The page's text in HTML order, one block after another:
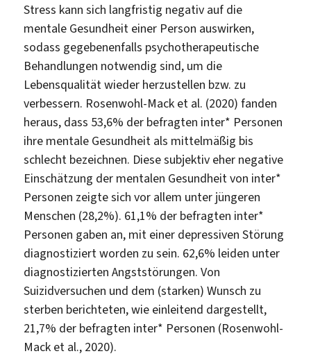
Stress kann sich langfristig negativ auf die
mentale Gesundheit einer Person auswirken,
sodass gegebenenfalls psychotherapeutische
Behandlungen notwendig sind, um die
Lebensqualität wieder herzustellen bzw. zu
verbessern. Rosenwohl-Mack et al. (2020) fanden
heraus, dass 53,6% der befragten inter* Personen
ihre mentale Gesundheit als mittelmäßig bis
schlecht bezeichnen. Diese subjektiv eher negative
Einschätzung der mentalen Gesundheit von inter*
Personen zeigte sich vor allem unter jüngeren
Menschen (28,2%). 61,1% der befragten inter*
Personen gaben an, mit einer depressiven Störung
diagnostiziert worden zu sein. 62,6% leiden unter
diagnostizierten Angststörungen. Von
Suizidversuchen und dem (starken) Wunsch zu
sterben berichteten, wie einleitend dargestellt,
21,7% der befragten inter* Personen (Rosenwohl-
Mack et al., 2020).